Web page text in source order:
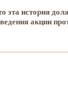
история
акции